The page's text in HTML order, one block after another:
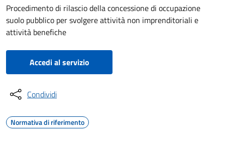
Procedimento di rilascio della concessione di occupazione
suolo pubblico per svolgere attività non imprenditoriali e
attività benefiche
Accedi al servizio
Condividi
Normativa di riferimento